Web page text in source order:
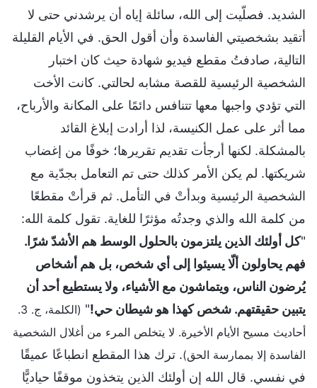
الشديد. فصلّيت إلى الله، سائلة إياه أن يرشدني حتى لا
أتقيد بشخصيتي الفاسدة وأن أقول الحق. في الأيام القليلة
التالية، صادفتُ مقطع فيديو شهادة حيث كان اختبار
الشخصية الرئيسية للقصة مشابه لحالتي. كانت الأخت
التي تؤدي واجبها معها تتنافس دائمًا على المكانة والأرباح،
مما أثر على عمل الكنيسة، لذا أرادت إبلاغ القائد
بالمشكلة. لكنها أرجأت تقديم تقريرها؛ خوفًا من إغضاب
شريكتها. لم يكن الأمر كذلك حتى تم التعامل بجدّية مع
الشخصية الرئيسية وبدأتْ في التأمل. ثم قرأتْ مقطعًا
من كلمة الله والذي وجدتُه مؤثرًا للغاية. تقول كلمة الله:
"كل أولئك الذين يلتزمون بالحلول الوسط هم الأشدّ شرًا.
فهم يحاولون ألّا يسيئوا إلى أي شخص، بل هم أشخاص
يُرضون الناس، ويتماشون مع الأشياء، ولا يستطيع أحد أن
يتبين حقيقتهم. شخص كهذا هو شيطان حي!"
(الكلمة، ج. 3.
أحاديث مسيح الأيام الأخيرة. لا يتخلص المرء من أغلال الشخصية
الفاسدة إلا بممارسة الحق). ترك هذا المقطع انطباعًا عميقًا
في نفسي. قال الله إن أولئك الذين يتخذون موقفًا حياديًّا